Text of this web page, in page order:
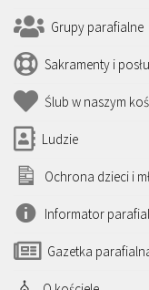
Grupy parafialne
Sakramenty i
Ślub w naszym
Ludzie
Ochrona dzieci i
Informator
Gazetka